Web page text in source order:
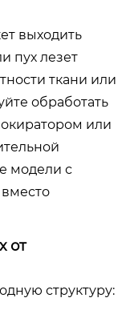
выходить
пух лезет
ткани или
обработать
или
модели с
от
структуру: